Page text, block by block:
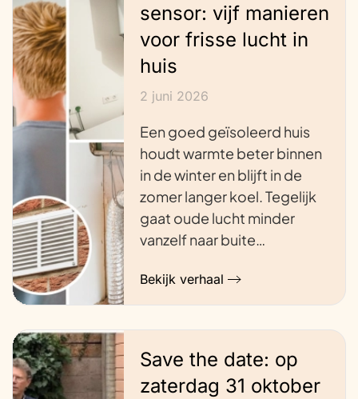
sensor: vijf manieren
voor frisse lucht in
huis
2 juni 2026
Een goed geïsoleerd huis
houdt warmte beter binnen
in de winter en blijft in de
zomer langer koel. Tegelijk
gaat oude lucht minder
vanzelf naar buite…
Bekijk verhaal
Save the date: op
zaterdag 31 oktober